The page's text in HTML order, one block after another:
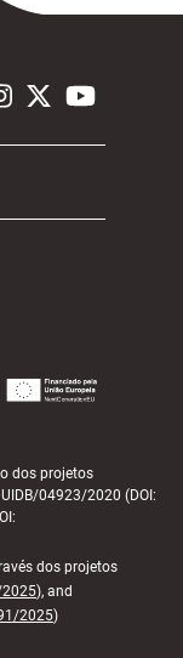
dos projetos
UIDB/04923/2020 (DOI:
dos projetos
), and
2025)